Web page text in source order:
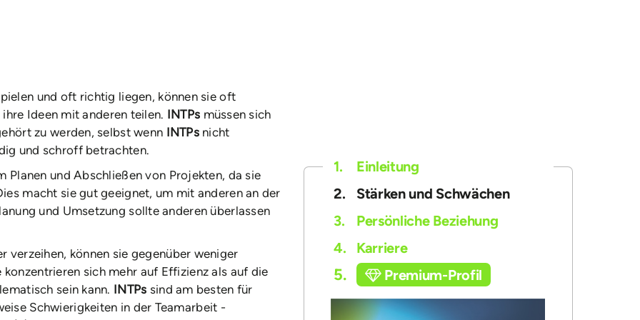
und oft richtig liegen, können sie oft
Ideen mit anderen teilen. INTPs müssen sich
zu werden, selbst wenn INTPs nicht
und schroff betrachten.
Planen und Abschließen von Projekten, da sie
macht sie gut geeignet, um mit anderen an der
und Umsetzung sollte anderen überlassen
verzeihen, können sie gegenüber weniger
sich mehr auf Effizienz als auf die
sein kann. INTPs sind am besten für
Schwierigkeiten in der Teamarbeit -
1.
Einleitung
2.
Stärken und Schwächen
3.
Persönliche Beziehung
4.
Karriere
5. Premium-Profil